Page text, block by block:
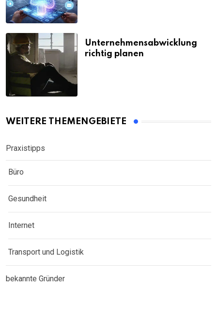
Unternehmensabwicklung
richtig planen
WEITERE THEMENGEBIETE
Praxistipps
Büro
Gesundheit
Internet
Transport und Logistik
bekannte Gründer